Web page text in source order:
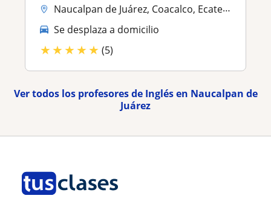
Naucalpan de Juárez, Coacalco, Ecatepec de Morelos, Tonanitla
Se desplaza a domicilio
★★★★★ (5)
Ver todos los profesores de Inglés en Naucalpan de
Juárez